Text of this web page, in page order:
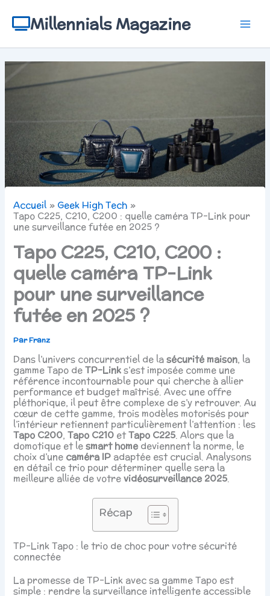
contenuMillennials Magazine
Accueil
Geek High Tech
Tapo C225, C210, C200 : quelle caméra TP-Link pour
une surveillance futée en 2025 ?
Tapo C225, C210, C200 :
quelle caméra TP-Link
pour une surveillance
futée en 2025 ?
ParFranz
Dans l’univers concurrentiel de lasécurité maison, la
gamme Tapo deTP-Links’est imposée comme une
référence incontournable pour qui cherche à allier
performance et budget maîtrisé. Avec une offre
pléthorique, il peut être complexe de s’y retrouver. Au
cœur de cette gamme, trois modèles motorisés pour
l’intérieur retiennent particulièrement l’attention : les
Tapo C200,Tapo C210 etTapo C225. Alors que la
domotique et lesmart homedeviennent la norme, le
choix d’une caméra IP adaptée est crucial. Analysons
en détail ce trio pour déterminer quelle sera la
meilleure alliée de votrevidéosurveillance 2025.
Récap
TP-Link Tapo : le trio de choc pour votre sécurité
connectée
La promesse de TP-Link avec sa gamme Tapo est
simple : rendre la surveillance intelligente accessible